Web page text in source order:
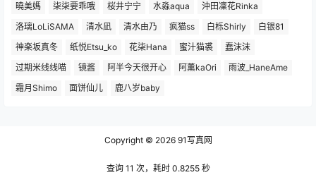
曉美媽
柒柒要乖哦 桜井宁宁 水淼aqua
沖田凜花Rinka
洛璃LoLiSAMA
清水凪 清水由乃 疯猫ss 白栎Shirly
白银81
神楽坂真冬
纸悦Etsu_ko 花柒Hana 蜜汁猫裘
蠢沫沫
过期米线线喵
镜酱 阿半今天很开心 阿薰kaOri
雨波_HaneAme
霜月Shimo
面饼仙儿 鹿八岁baby
Copyright © 202691写真网
查询 11 次，耗时 0.8255 秒